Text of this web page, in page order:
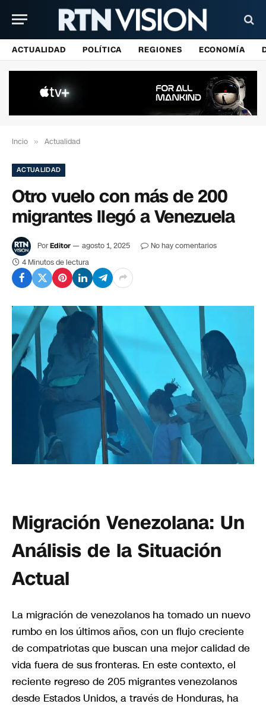
ACTUALIDAD POLÍTICA REGIONES ECONOMÍA
Incio » Actualidad
ACTUALIDAD
Otro vuelo con más de 200
migrantes llegó a Venezuela
PorEditor agosto 1, 2025
No hay comentarios
4 Minutos de lectura
Migración Venezolana: Un
Análisis de la Situación
Actual
La migración de venezolanos ha tomado un nuevo
rumbo en los últimos años, con un flujo creciente
de compatriotas que buscan una mejor calidad de
vida fuera de sus fronteras. En este contexto, el
reciente regreso de 205 migrantes venezolanos
desde Estados Unidos, a través de Honduras, ha